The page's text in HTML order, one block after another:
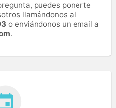
puedes ponerte
llamándonos al
o enviándonos un email a
.